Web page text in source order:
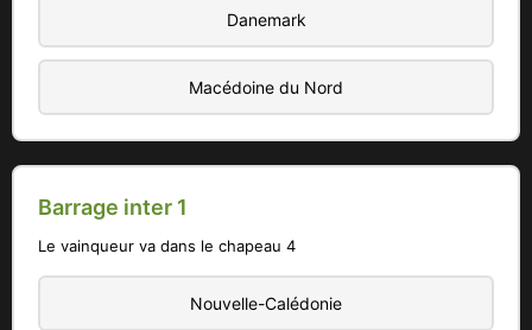
Danemark
Macédoine du Nord
Barrage inter 1
Le vainqueur va dans le chapeau 4
Nouvelle-Calédonie